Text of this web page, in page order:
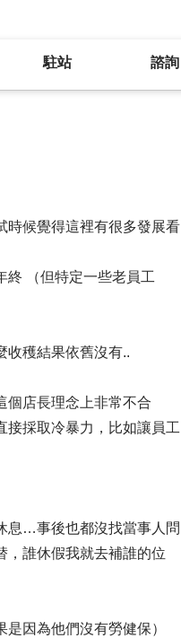
駐站 諮詢
時候覺得這裡有很多發展看
終 （但特定一些老員工
收穫結果依舊沒有..
個店長理念上非常不合
接採取冷暴力，比如讓員工
息…事後也都沒找當事人問
，誰休假我就去補誰的位
因為他們沒有勞健保）